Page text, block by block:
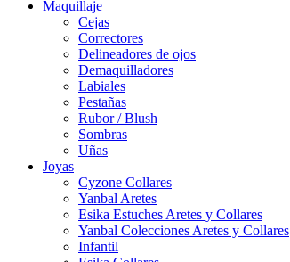
Maquillaje
Cejas
Correctores
Delineadores de ojos
Demaquilladores
Labiales
Pestañas
Rubor / Blush
Sombras
Uñas
Joyas
Cyzone Collares
Yanbal Aretes
Esika Estuches Aretes y Collares
Yanbal Colecciones Aretes y Collares
Infantil